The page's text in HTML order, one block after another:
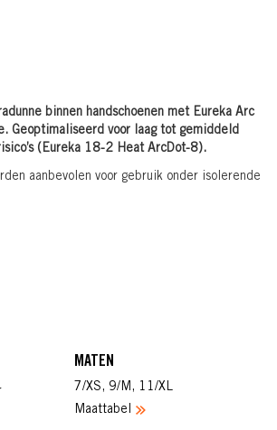
binnen handschoenen met Eureka Arc
Geoptimaliseerd voor laag tot gemiddeld
(Eureka 18-2 Heat ArcDot-8).
aanbevolen voor gebruik onder isolerende
MATEN
7/XS, 9/M, 11/XL
Maattabel